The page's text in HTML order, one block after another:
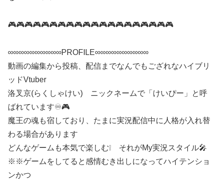
🎮🎮🎮🎮🎮🎮🎮🎮🎮🎮🎮🎮🎮🎮🎮🎮🎮🎮🎮🎮
∞∞∞∞∞∞∞∞∞∞PROFILE∞∞∞∞∞∞∞∞∞∞
動画の編集から投稿、配信までなんでもござれなハイブリ
ッドVtuber
洛叉京(らくしゃけい) ニックネームで「けいぴー」と呼
ばれています♾🎮
魔王の魂も宿しており、たまに実況配信中に人格が入れ替
わる場合があります
どんなゲームも本気で楽しむ❕ それがMy実況スタイル🎤
※※ゲームをしてると感情むき出しになってハイテンショ
ンかつ